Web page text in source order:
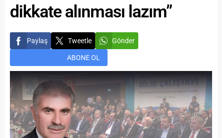
dikkate alınması lazım”
Paylaş Tweetle Gönder
ABONE OL